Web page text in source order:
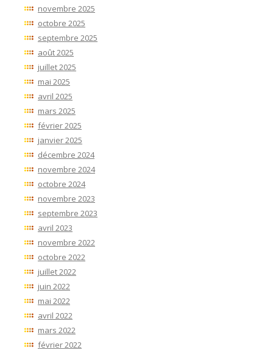
novembre 2025
octobre 2025
septembre 2025
août 2025
juillet 2025
mai 2025
avril 2025
mars 2025
février 2025
janvier 2025
décembre 2024
novembre 2024
octobre 2024
novembre 2023
septembre 2023
avril 2023
novembre 2022
octobre 2022
juillet 2022
juin 2022
mai 2022
avril 2022
mars 2022
février 2022